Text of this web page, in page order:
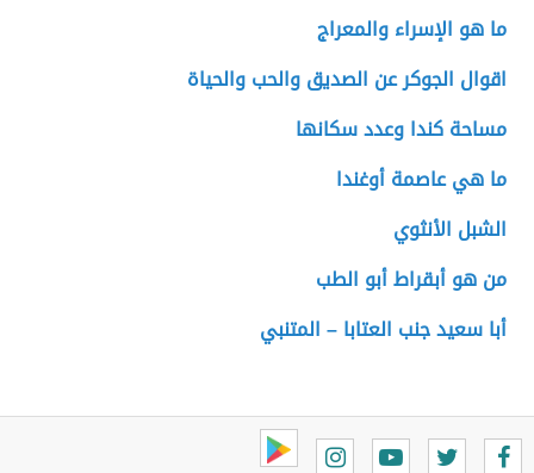
ما هو الإسراء والمعراج
اقوال الجوكر عن الصديق والحب والحياة
مساحة كندا وعدد سكانها
ما هي عاصمة أوغندا
الشبل الأنثوي
من هو أبقراط أبو الطب
أبا سعيد جنب العتابا – المتنبي